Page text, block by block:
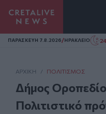
Homepage
ΠΑΡΑΣΚΕΥΗ 7.8.2026/ΗΡΑΚΛΕΙΟ
ΑΡΧΙΚΗ / ΠΟΛΙΤΙΣΜΌΣ
Δήμος
Πολιτιστικό